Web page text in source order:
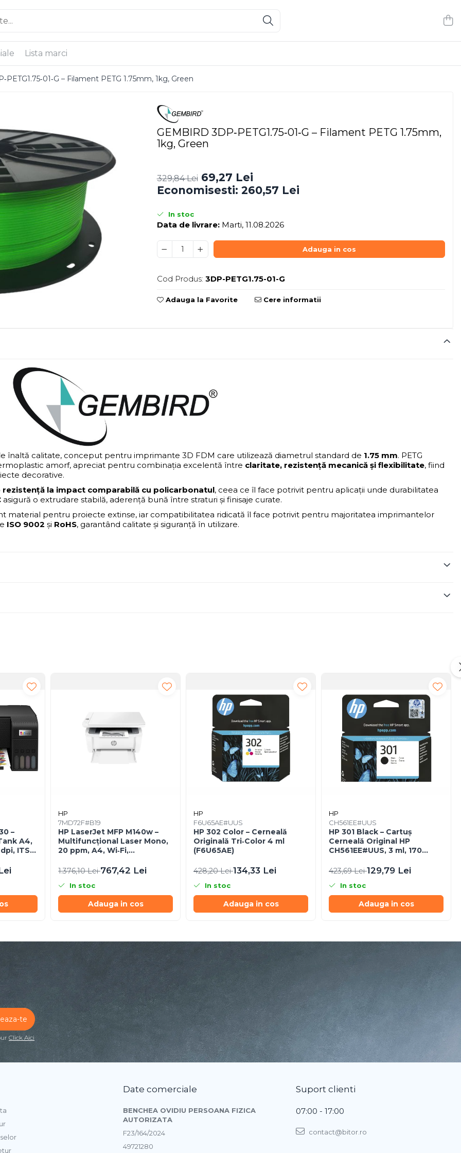
Lista marci
– Filament PETG 1.75mm, 1kg, Green
GEMBIRD 3DP‑PETG1.75‑01‑G – Filament PETG 1.75mm,
1kg, Green
329,84 Lei 69,27 Lei
Economisesti: 260,57 Lei
In stoc
Data de livrare:Marti, 11.08.2026
Adauga in cos
Cod Produs: 3DP-PETG1.75-01-G
Adauga la Favorite Cere informatii
înaltă calitate, conceput pentru imprimante 3D FDM care utilizează diametrul standard de 1.75 mm. PETG
amorf, apreciat pentru combinația excelentă între claritate, rezistență mecanică și flexibilitate, fiind
decorative.
rezistență la impact comparabilă cu policarbonatul, ceea ce îl face potrivit pentru aplicații unde durabilitatea
asigură o extrudare stabilă, aderență bună între straturi și finisaje curate.
material pentru proiecte extinse, iar compatibilitatea ridicată îl face potrivit pentru majoritatea imprimantelor
ISO 9002 și RoHS, garantând calitate și siguranță în utilizare.
–
A4,
ITS,
HP
7MD72F#B19
HP LaserJet MFP M140w –
Multifuncțional Laser Mono,
20 ppm, A4, Wi‑Fi,
1.376,10 Lei767,42 Lei
In stoc
Adauga in cos
HP
F6U65AE#UUS
HP 302 Color – Cerneală
Originală Tri‑Color 4 ml
(F6U65AE)
428,20 Lei134,33 Lei
In stoc
Adauga in cos
HP
CH561EE#UUS
HP 301 Black – Cartuș
Cerneală Original HP
CH561EE#UUS, 3 ml, 170
423,69 Lei129,79 Lei
In stoc
Adauga in cos
Click Aici
Date comerciale
BENCHEA OVIDIU PERSOANA FIZICA
AUTORIZATA
F23/164/2024
49721280
Suport clienti
07:00 - 17:00
contact@bitor.ro